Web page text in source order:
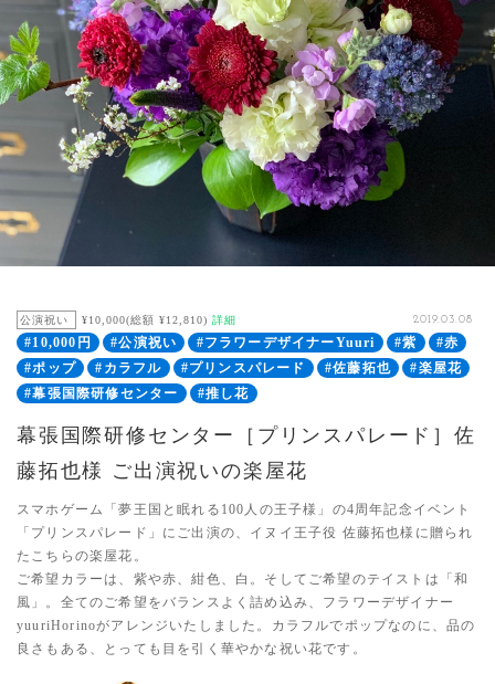
公演祝い ¥10,000(総額 ¥12,810) 詳細 2019.03.08
#10,000円 #公演祝い #フラワーデザイナーYuuri #紫
#赤
#ポップ
#カラフル #プリンスパレード #佐藤拓也
#楽屋花
#幕張国際研修センター
#推し花
幕張国際研修センター［プリンスパレード］佐
藤拓也様 ご出演祝いの楽屋花
スマホゲーム「夢王国と眠れる100人の王子様」の4周年記念イベント
「プリンスパレード」にご出演の、イヌイ王子役 佐藤拓也様に贈られ
たこちらの楽屋花。
ご希望カラーは、紫や赤、紺色、白。そしてご希望のテイストは「和
風」。全てのご希望をバランスよく詰め込み、フラワーデザイナー
yuuriHorinoがアレンジいたしました。カラフルでポップなのに、品の
良さもある、とっても目を引く華やかな祝い花です。